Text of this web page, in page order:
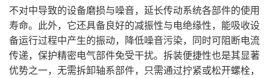
不对中导致的设备磨损与噪音，延长传动系统各部件的使用
寿命。此外，它还具备良好的减振性与电绝缘性，能吸收设
备运行过程中产生的振动，降低噪音污染，同时可阻断电流
传递，保护精密电气部件免受干扰。拆装便捷性也是其显著
优势之一，无需拆卸轴系部件，只需通过拧紧或松开螺栓，